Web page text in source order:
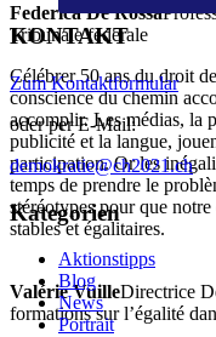
Federica De Rossa
Tribunale federale
Célébrer 50 ans du droit
conscience du chemin
accomplir. Les médias, la
publicité et la langue,
participation. Or les
temps de prendre le
stéréotypes pour que
stables et égalitaires.
Valérie VuilleDirectrice
formations sur l’égalité
KONTAKT
Zum Kontaktformular
oder per E-Mail:
demokratie@ch2021.ch
Kategorien
Aktionstipps
Blog
News
Portrait